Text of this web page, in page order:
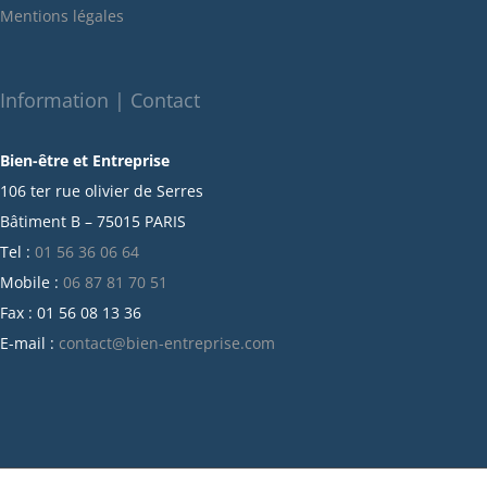
décembre 2021
octobre 2021
juillet 2021
juin 2021
mai 2021
avril 2021
mars 2021
février 2021
janvier 2021
Mentions légales
Information | Contact
Bien-être et Entreprise
106 ter rue olivier de Serres
Bâtiment B – 75015 PARIS
Tel : 01 56 36 06 64
Mobile : 06 87 81 70 51
Fax : 01 56 08 13 36
E-mail : contact@bien-entreprise.com